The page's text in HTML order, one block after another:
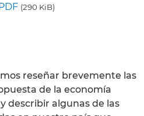
(290 KiB)
reseñar brevemente las
de la economía
describir algunas de las